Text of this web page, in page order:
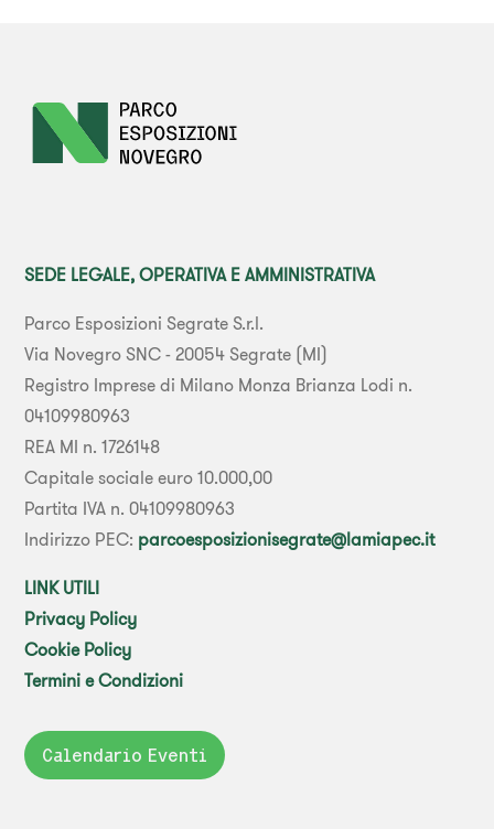
SEDE LEGALE, OPERATIVA E AMMINISTRATIVA
Parco Esposizioni Segrate S.r.l.
Via Novegro SNC - 20054 Segrate (MI)
Registro Imprese di Milano Monza Brianza Lodi n.
04109980963
REA MI n. 1726148
Capitale sociale euro 10.000,00
Partita IVA n. 04109980963
Indirizzo PEC: parcoesposizionisegrate@lamiapec.it
LINK UTILI
Privacy Policy
Cookie Policy
Termini e Condizioni
Calendario Eventi